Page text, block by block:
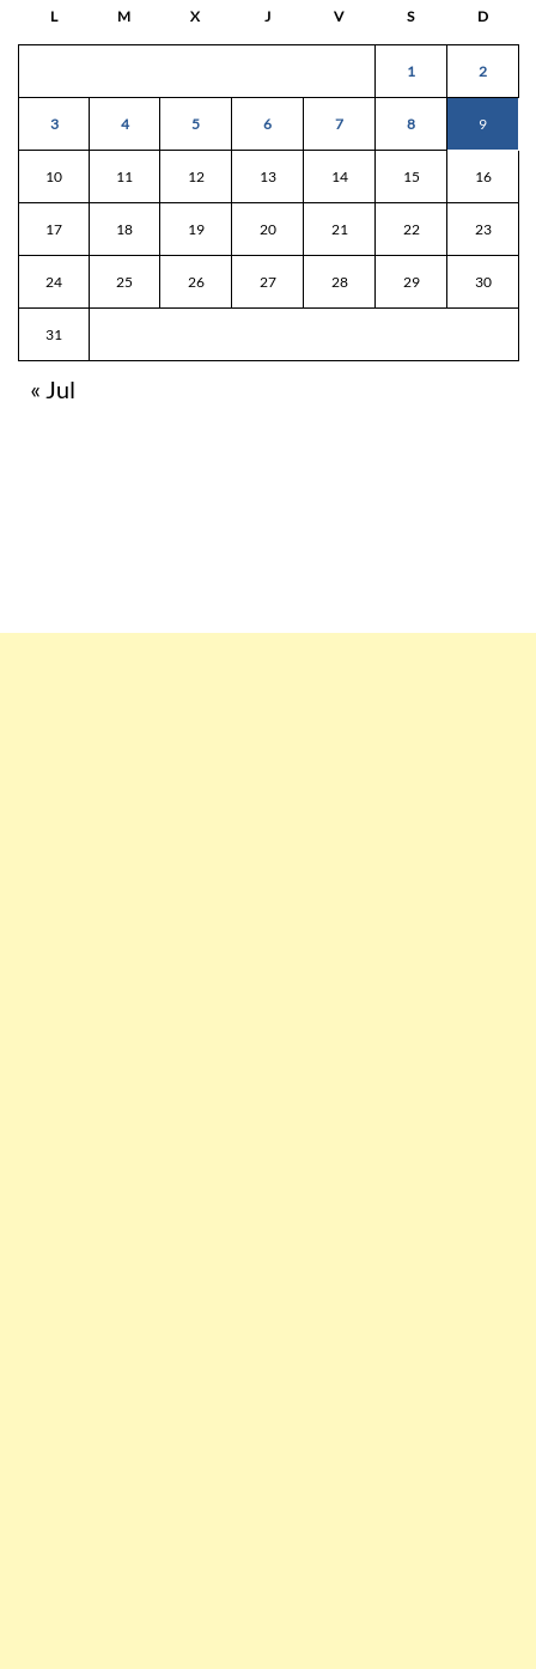
L M X J V S D
1 2
3 4 5 6 7 8 9
10 11 12 13 14 15 16
17 18 19 20 21 22 23
24 25 26 27 28 29 30
31
« Jul